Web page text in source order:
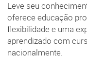
Leve seu
oferece educação
flexibilidade e uma
aprendizado com
nacionalmente.